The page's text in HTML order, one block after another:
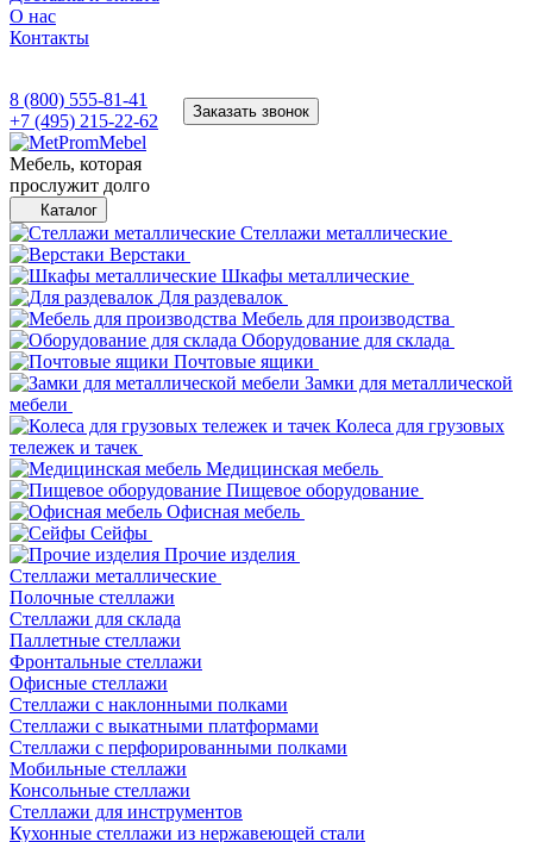
О нас
Контакты
8 (800) 555-81-41
+7 (495) 215-22-62
Заказать звонок
Мебель, которая
прослужит долго
Каталог
Стеллажи металлические
Верстаки
Шкафы металлические
Для раздевалок
Мебель для производства
Оборудование для склада
Почтовые ящики
Замки для металлической
мебели
Колеса для грузовых
тележек и тачек
Медицинская мебель
Пищевое оборудование
Офисная мебель
Сейфы
Прочие изделия
Стеллажи металлические
Полочные стеллажи
Стеллажи для склада
Паллетные стеллажи
Фронтальные стеллажи
Офисные стеллажи
Стеллажи с наклонными полками
Стеллажи с выкатными платформами
Стеллажи с перфорированными полками
Мобильные стеллажи
Консольные стеллажи
Стеллажи для инструментов
Кухонные стеллажи из нержавеющей стали